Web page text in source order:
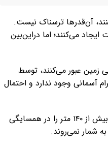
آن‌قدرها ترسناک نیست.
می‌کنند؛ اما دراین‌بین
بیش از ۸۰۰ متر که گاهی از نزدیکی زمین عبور می‌کنند، توسط
آسمانی وجود ندارد و احتمال
دانشمندان سالانه و با استفاده از تلسکوپ‌های ویژه حدود ۵۰۰ سنگ فضایی بزرگ با قطر بیش از ۱۴۰ متر را در همسایگی
شمار نمی‌روند.